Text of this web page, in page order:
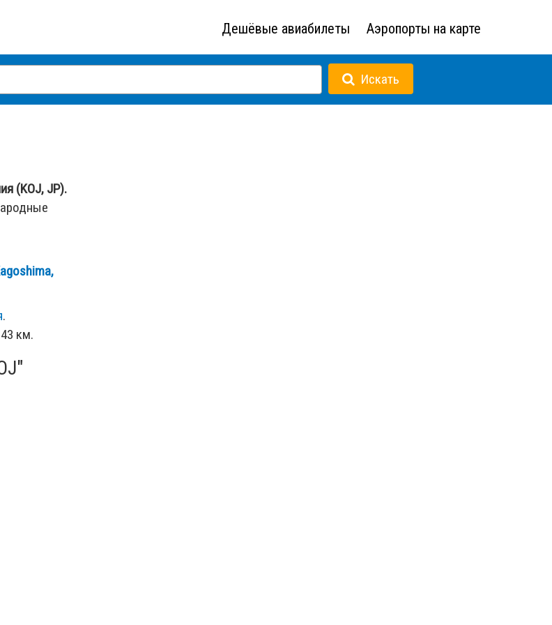
Дешёвые авиабилеты Аэропорты на карте
Искать
(KOJ, JP).
.
км.